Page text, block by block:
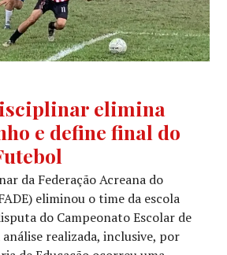
elimina
e define final do
da Federação Acreana do
eliminou o time da escola
do Campeonato Escolar de
realizada, inclusive, por